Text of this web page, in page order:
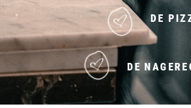
DE
DE